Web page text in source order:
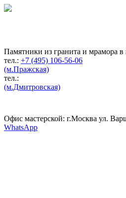
Памятники из гранита и мрамора в
тел.: +7 (495) 106-56-06
(м.Пражская)
тел.:
(м.Дмитровская)
Офис мастерской: г.Москва ул.
WhatsApp